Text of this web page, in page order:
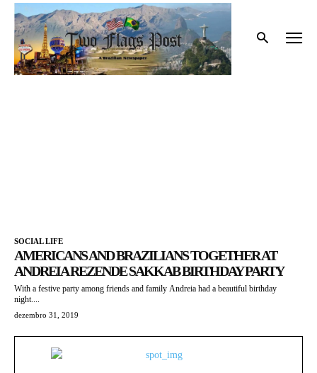
Início Tags Life USA
LIFE USA
SOCIAL LIFE
AMERICANS AND BRAZILIANS TOGETHER AT
ANDREIA REZENDE SAKKAB BIRTHDAY PARTY
With a festive party among friends and family Andreia had a beautiful birthday
night....
dezembro 31, 2019